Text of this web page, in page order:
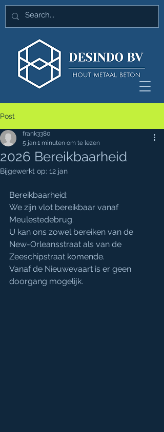
Post
2026 Bereikbaarheid
frank3380
5 jan1 minuten om te lezen
Bijgewerkt op: 12 jan
Bereikbaarheid:
We zijn vlot bereikbaar vanaf
Meulestedebrug.
U kan ons zowel bereiken van de
New-Orleansstraat als van de
Zeeschipstraat komende.
Vanaf de Nieuwevaart is er geen
doorgang mogelijk.